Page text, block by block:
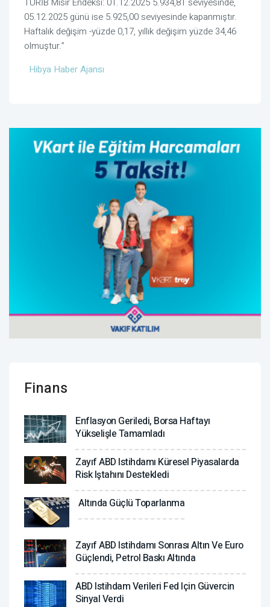
05.12.2025 günü ise 5.925,00 seviyesinde kapanmıştır.
Haftalık değişim -yüzde 0,17, yıllık değişim yüzde 34,46
olmuştur.”
Hibya Haber Ajansı
Finans
Enflasyon Geriledi, Borsa Haftayı
Yükselişle Tamamladı
Zayıf ABD Istihdamı Küresel Piyasalarda
Risk Iştahını Destekledi
Altında Güçlü Toparlanma
Zayıf ABD Istihdamı Sonrası Altın Ve Euro
Güçlendi, Petrol Baskı Altında
ABD Istihdam Verileri Fed Için Güvercin
Sinyal Verdi